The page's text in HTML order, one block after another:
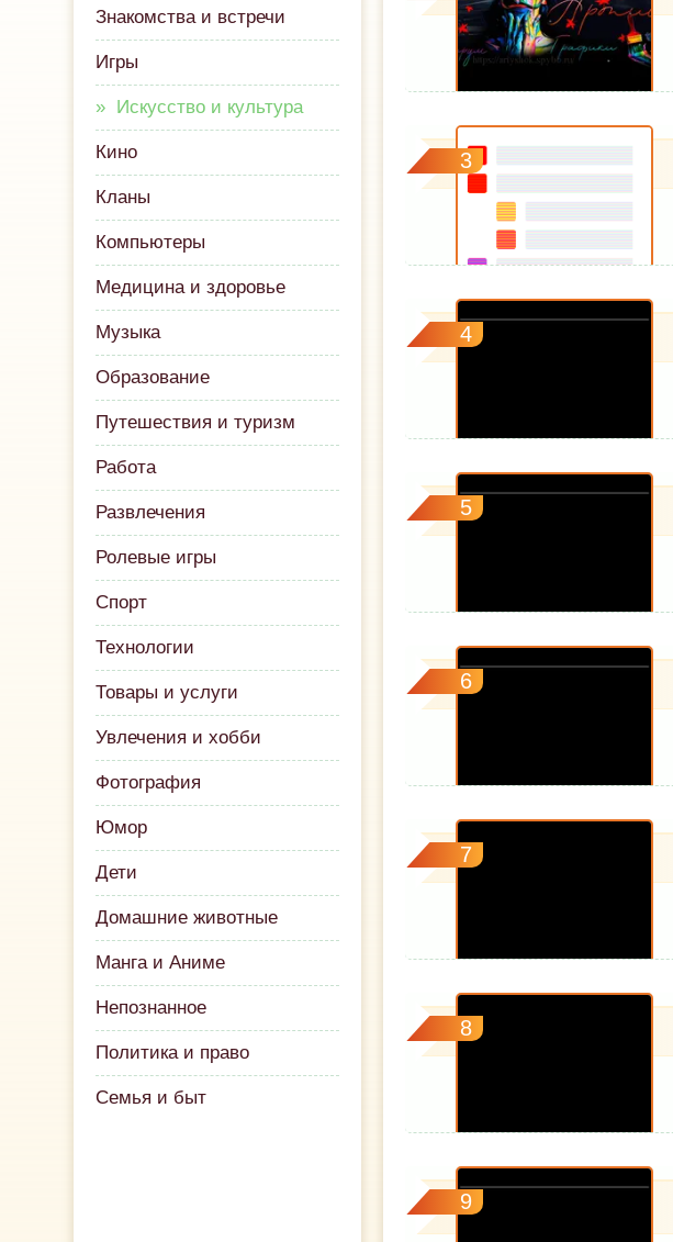
Знакомства и встречи
Игры
Искусство и культура
Кино
Кланы
Компьютеры
Медицина и здоровье
Музыка
Образование
Путешествия и туризм
Работа
Развлечения
Ролевые игры
Спорт
Технологии
Товары и услуги
Увлечения и хобби
Фотография
Юмор
Дети
Домашние животные
Манга и Аниме
Непознанное
Политика и право
Семья и быт
3
4
5
6
7
8
9